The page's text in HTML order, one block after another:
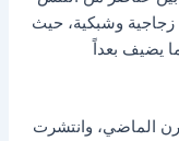
وشبكية، حيث
يضيف بعداً
الماضي، وانتشرت